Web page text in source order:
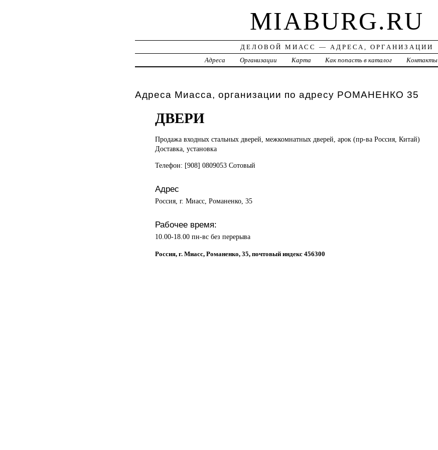
MIABURG.RU
ДЕЛОВОЙ МИАСС — АДРЕСА, ОРГАНИЗАЦИИ
Адреса
Организации Карта Как попасть в каталог Контакты
Адреса Миасса, организации по адресу РОМАНЕНКО 35
ДВЕРИ
Продажа входных стальных дверей, межкомнатных дверей, арок (пр-ва Россия, Китай)
Доставка, установка
Телефон: [908] 0809053 Сотовый
Адрес
Россия, г. Миасс, Романенко, 35
Рабочее время:
10.00-18.00 пн-вс без перерыва
Россия, г. Миасс, Романенко, 35, почтовый индекс 456300